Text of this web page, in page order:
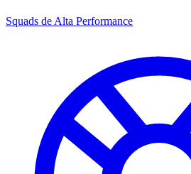
Squads de Alta Performance